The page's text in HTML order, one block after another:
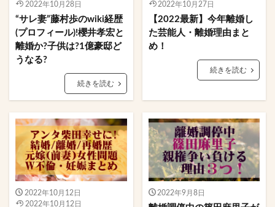
2022年10月28日
“サレ妻”藤村歩のwiki経歴
(プロフィール)!櫻井孝宏と
離婚か?子供は?1億豪邸ど
うなる?
続きを読む
2022年10月27日
【2022最新】今年離婚し
た芸能人・離婚理由まと
め！
続きを読む
2022年10月12日
2022年10月12日
2022年9月8日